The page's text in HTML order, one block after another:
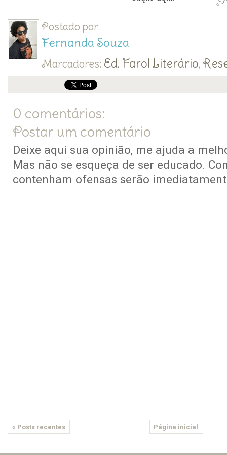
Postado por
Fernanda Souza
Marcadores: Ed. Farol Literário,
0 comentários:
Postar um comentário
Deixe aqui sua opinião, me ajuda a
Mas não se esqueça de ser educado.
contenham ofensas serão
« Posts recentes Página inicial